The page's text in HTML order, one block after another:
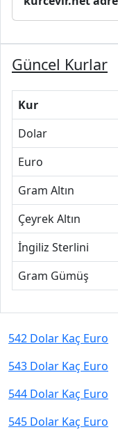
Güncel Kurlar
Kur
Dolar
Euro
Gram Altın
Çeyrek Altın
İngiliz Sterlini
Gram Gümüş
542 Dolar Kaç Euro
543 Dolar Kaç Euro
544 Dolar Kaç Euro
545 Dolar Kaç Euro